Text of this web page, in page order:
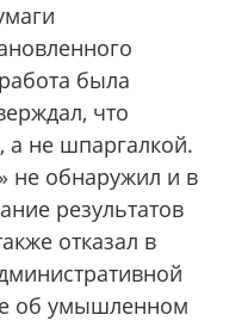
была
что
а не шпаргалкой.
не обнаружил и в
результатов
отказал в
об умышленном